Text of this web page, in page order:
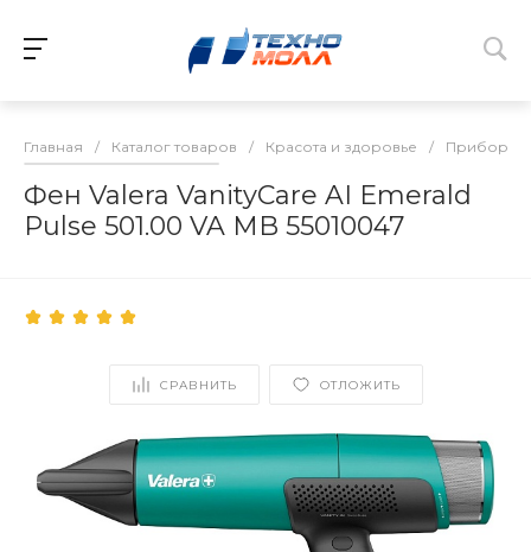
Главная / Каталог товаров / Красота и здоровье / Приборы
Фен Valera VanityCare AI Emerald
Pulse 501.00 VA MB 55010047
СРАВНИТЬ ОТЛОЖИТЬ